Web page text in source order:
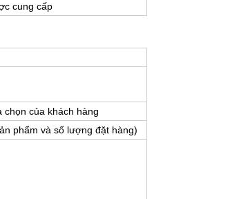
cung cấp
chọn của khách hàng
phẩm và số lượng đặt hàng)